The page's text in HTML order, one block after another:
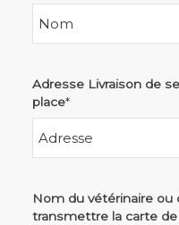
Adresse Livraison de
place*
Nom du vétérinaire ou
transmettre la carte de